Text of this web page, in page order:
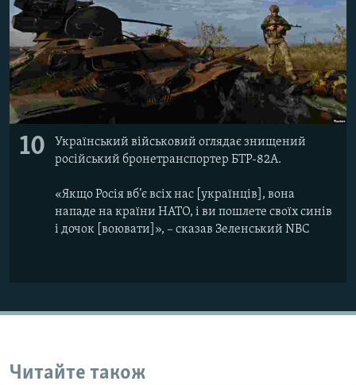
10
Український військовий оглядає знищений
російський бронетранспортер БТР-82А.
«Якщо Росія вб’є всіх нас [українців], вона
нападе на країни НАТО, і ви пошлете своїх синів
і дочок [воювати]», – сказав Зеленський NBC
Читайте також